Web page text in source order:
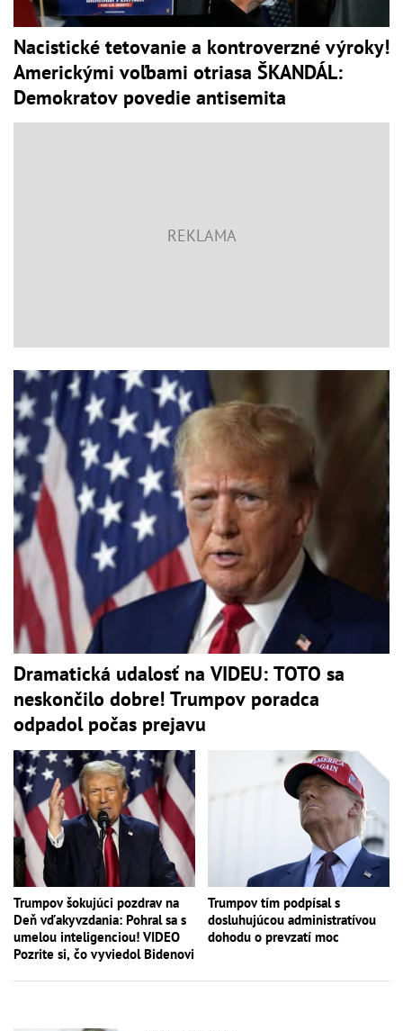
Nacistické tetovanie a kontroverzné výroky!
Americkými voľbami otriasa ŠKANDÁL:
Demokratov povedie antisemita
Dramatická udalosť na VIDEU: TOTO sa
neskončilo dobre! Trumpov poradca
odpadol počas prejavu
Trumpov šokujúci pozdrav na
Deň vďakyvzdania: Pohral sa s
umelou inteligenciou! VIDEO
Pozrite si, čo vyviedol Bidenovi
Trumpov tím podpísal s
dosluhujúcou administratívou
dohodu o prevzatí moc